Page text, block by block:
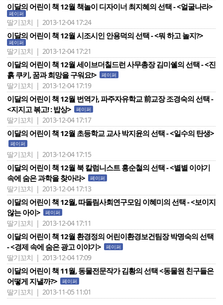
이달의 어린이 책 12월 책놀이 디자이너 최지혜의 선택 - <얼굴나라>
페이퍼
딸기꼬치 | 2013-12-04 17:24
이달의 어린이 책 12월 시조시인 안용덕의 선택 - <뭐 하고 놀지?>
페이퍼
딸기꼬치 | 2013-12-04 17:21
이달의 어린이 책 12월 세이브더칠드런 사무총장 김미쉘의 선택 - <진
흙 쿠키, 꿈과 희망을 구워요!>
페이퍼
딸기꼬치 | 2013-12-04 17:19
이달의 어린이 책 12월 번역가, 파주자유학교 前교장 조경숙의 선택 -
<지지고 볶고! : 밥상>
페이퍼
딸기꼬치 | 2013-12-04 17:17
이달의 어린이 책 12월 초등학교 교사 박지윤의 선택 - <일수의 탄생>
페이퍼
딸기꼬치 | 2013-12-04 17:15
이달의 어린이 책 12월 북 칼럼니스트 홍순철의 선택 - <별별 이야기
속에 숨은 과학을 찾아라>
페이퍼
딸기꼬치 | 2013-12-04 17:13
이달의 어린이 책 12월, 따돌림사회연구모임 이혜미의 선택 - <보이지
않는 아이>
페이퍼
딸기꼬치 | 2013-12-04 17:11
이달의 어린이 책 12월 환경정의 어린이환경보건팀장 박명숙의 선택
- <경제 속에 숨은 광고 이야기>
페이퍼
딸기꼬치 | 2013-12-04 17:09
이달의 어린이 책 11월, 동물전문작가 김황의 선택 <동물원 친구들은
어떻게 지낼까?>
페이퍼
딸기꼬치 | 2013-11-05 11:01